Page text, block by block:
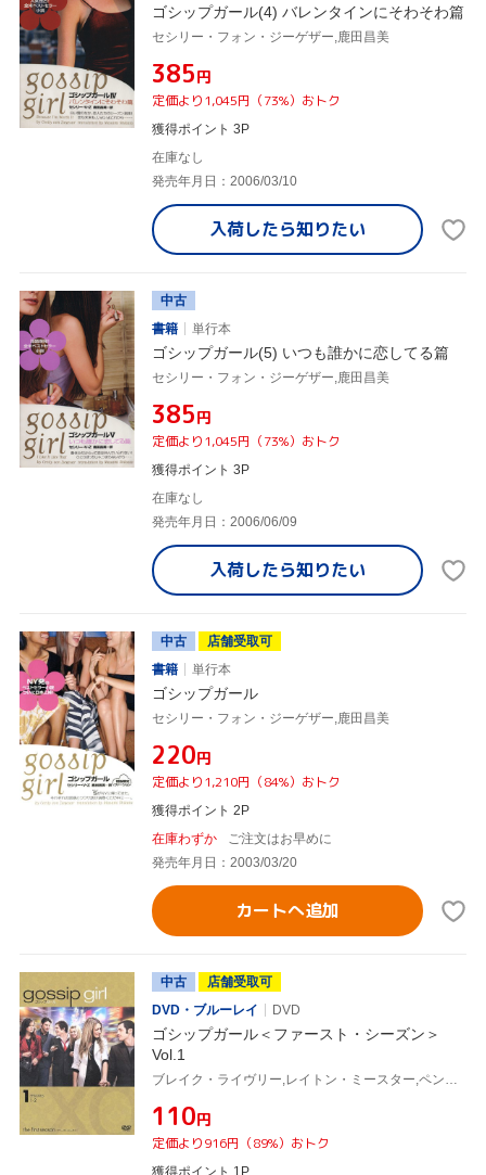
ゴシップガール(4) バレンタインにそわそわ篇
セシリー・フォン・ジーゲザー,鹿田昌美
¥385円
定価より1,045円（73%）おトク
獲得ポイント 3P
在庫なし
発売年月日：2006/03/10
入荷したら知りたい
中古
書籍
単行本
ゴシップガール(5) いつも誰かに恋してる篇
セシリー・フォン・ジーゲザー,鹿田昌美
¥385円
定価より1,045円（73%）おトク
獲得ポイント 3P
在庫なし
発売年月日：2006/06/09
入荷したら知りたい
中古
店舗受取可
書籍
単行本
ゴシップガール
セシリー・フォン・ジーゲザー,鹿田昌美
¥220円
定価より1,210円（84%）おトク
獲得ポイント 2P
在庫わずか
ご注文はお早めに
発売年月日：2003/03/20
カートへ追加
中古
店舗受取可
DVD・ブルーレイ
DVD
ゴシップガール＜ファースト・シーズン＞
Vol.1
ブレイク・ライヴリー,レイトン・ミースター,ペン・バッジリー,セシリー・フォン・ジーゲザー(原作)
¥110円
定価より916円（89%）おトク
獲得ポイント 1P